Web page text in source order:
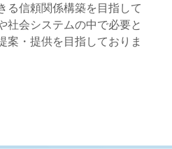
る信頼関係構築を目指して
社会システムの中で必要と
案・提供を目指しておりま